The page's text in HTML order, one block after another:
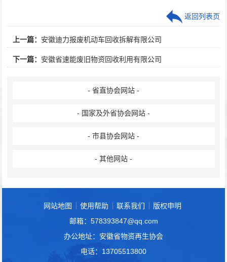
上一篇： 安徽迪力报废机动车回收拆解有限公司
下一篇： 安徽省速能废旧物资回收利用有限公司
返回列表页
- 省直协会网站 -
- 国家及外省协会网站 -
- 市县协会网站 -
- 其他网站 -
网站地图 使用帮助 联系我们
版权申明
邮箱：578393847@qq.com
办公地址：安徽省物资再生协会
电话：13705513800